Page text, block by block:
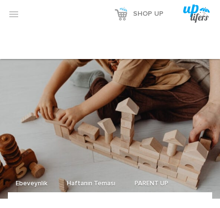
 SHOP UP
Ebeveynlik Haftanın Teması PARENT UP